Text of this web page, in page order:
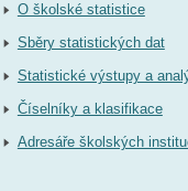
O školské statistice
Sběry statistických dat
Statistické výstupy a
Číselníky a klasifikace
Adresáře školských